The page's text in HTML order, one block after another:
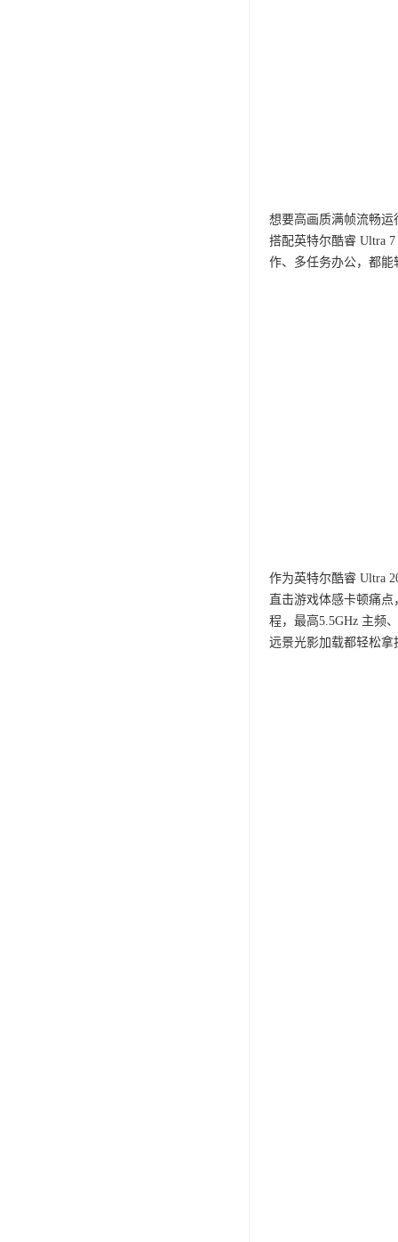
想要高画质满帧流畅
搭配英特尔酷睿 Ultra
作、多任务办公，都能
作为英特尔酷睿 Ultra
直击游戏体感卡顿痛
程，最高5.5GHz 主频
远景光影加载都轻松